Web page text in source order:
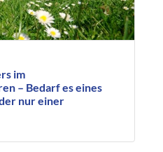
im
– Bedarf es eines
nur einer